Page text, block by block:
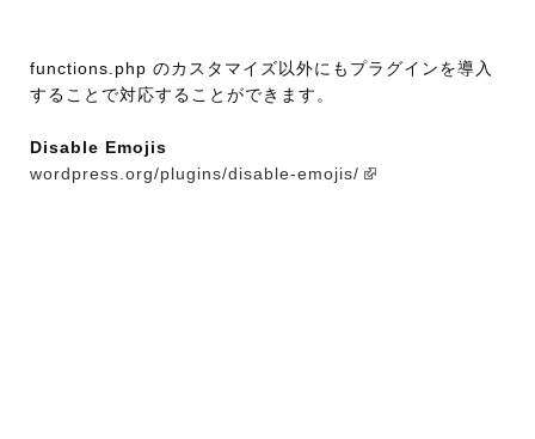
functions.php のカスタマイズ以外にもプラグインを導入
することで対応することができます。
Disable Emojis
wordpress.org/plugins/disable-emojis/